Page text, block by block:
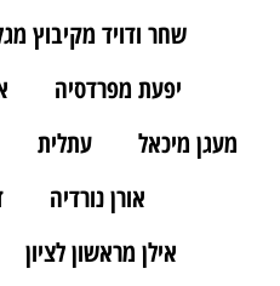
שחר ודויד מקיבוץ
יפעת מפרדסיה
מעגן מיכאל
עתלית
אורן נורדיה
אילן מראשון לציון